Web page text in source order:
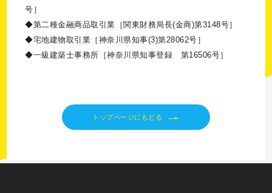
号］
◆第二種金融商品取引業［関東財務局長(金商)第3148号］
◆宅地建物取引業［神奈川県知事(3)第28062号］
◆一級建築士事務所［神奈川県知事登録 第16506号］
トップページにもどる